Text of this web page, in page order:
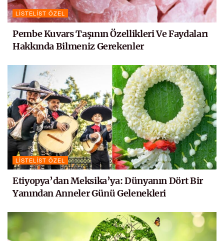
LISTELIST ÖZEL
Pembe Kuvars Taşının Özellikleri Ve Faydaları
Hakkında Bilmeniz Gerekenler
LISTELIST ÖZEL
Etiyopya’dan Meksika’ya: Dünyanın Dört Bir
Yanından Anneler Günü Gelenekleri